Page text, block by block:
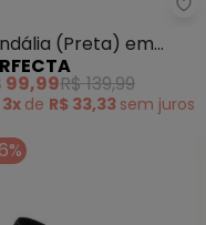
Sandália Moleca
(Preta) em
Verniz
99,99R$ 139,99
3x de R$ 33,33 sem juros